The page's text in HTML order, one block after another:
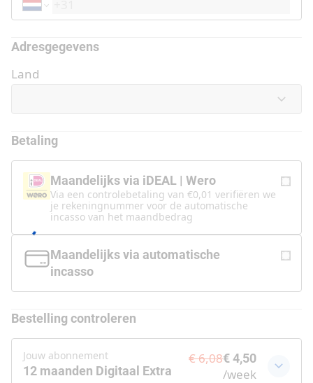
Adresgegevens
Land
Betaling
Maandelijks via iDEAL | Wero
Via een controlebetaling van €0,01 verifiëren we
je rekeningnummer voor de automatische
incasso van het maandbedrag
Maandelijks via automatische
incasso
Bestelling controleren
Jouw abonnement
12 maanden Digitaal Extra
€ 6,08€ 4,50
/week